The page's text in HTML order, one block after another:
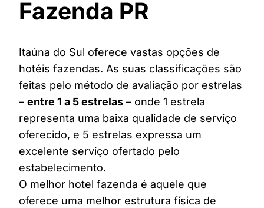
Fazenda PR
Itaúna do Sul oferece vastas opções de
hotéis fazendas. As suas classificações são
feitas pelo método de avaliação por estrelas
– entre 1 a 5 estrelas – onde 1 estrela
representa uma baixa qualidade de serviço
oferecido, e 5 estrelas expressa um
excelente serviço ofertado pelo
estabelecimento.
O melhor hotel fazenda é aquele que
oferece uma melhor estrutura física de